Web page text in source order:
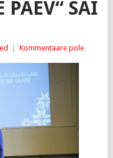
PÄEV“ SAI
Kommentaare pole